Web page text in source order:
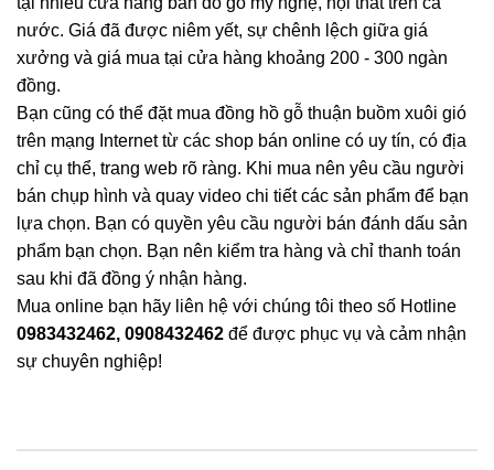
nước. Giá đã được niêm yết, sự chênh lệch giữa giá
xưởng và giá mua tại cửa hàng khoảng 200 - 300 ngàn
đồng.
Bạn cũng có thể đặt mua đồng hồ gỗ thuận buồm xuôi gió
trên mạng Internet từ các shop bán online có uy tín, có địa
chỉ cụ thể, trang web rõ ràng. Khi mua nên yêu cầu người
bán chụp hình và quay video chi tiết các sản phẩm để bạn
lựa chọn. Bạn có quyền yêu cầu người bán đánh dấu sản
phẩm bạn chọn. Bạn nên kiểm tra hàng và chỉ thanh toán
sau khi đã đồng ý nhận hàng.
Mua online bạn hãy liên hệ với chúng tôi theo số Hotline
0983432462, 0908432462 để được phục vụ và cảm nhận
sự chuyên nghiệp!